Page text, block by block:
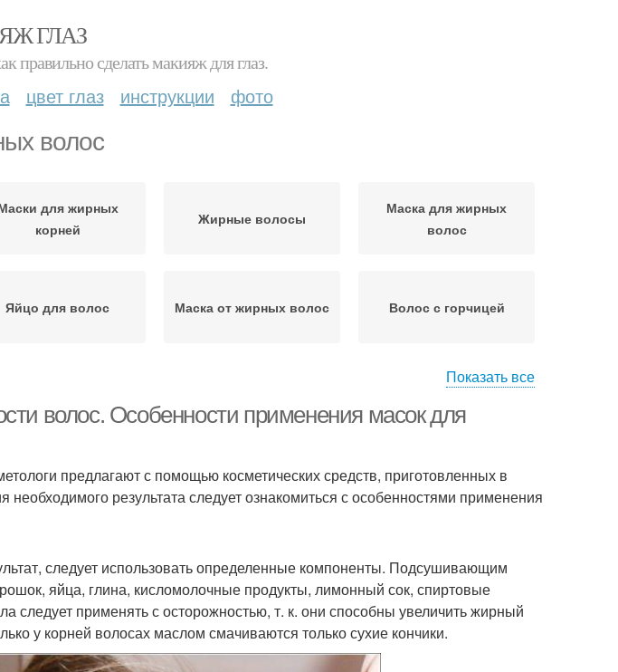
ГЛАЗ
правильно сделать макияж для глаз.
цвет глаз инструкции фото
волос
для жирных
корней
Жирные волосы
Маска для жирных
волос
Яйцо для волос Маска от жирных волос Волос с горчицей
Показать все
волос. Особенности применения масок для
предлагают с помощью косметических средств, приготовленных в
результата следует ознакомиться с особенностями применения
следует использовать определенные компоненты. Подсушивающим
яйца, глина, кисломолочные продукты, лимонный сок, спиртовые
следует применять с осторожностью, т. к. они способны увеличить жирный
у корней волосах маслом смачиваются только сухие кончики.